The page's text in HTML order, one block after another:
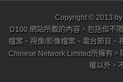
Copyright © 2013
D100 網站所載的內容，包括但不
檔案、視像/影像檔案、電台節目
Chinese Network Limited所擁有
權以外，